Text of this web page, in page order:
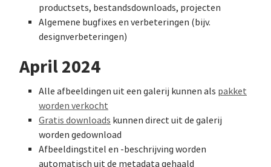
productsets, bestandsdownloads, projecten
Algemene bugfixes en verbeteringen (bijv.
designverbeteringen)
April 2024
Alle afbeeldingen uit een galerij kunnen als pakket
worden verkocht
Gratis downloads kunnen direct uit de galerij
worden gedownload
Afbeeldingstitel en -beschrijving worden
automatisch uit de metadata gehaald